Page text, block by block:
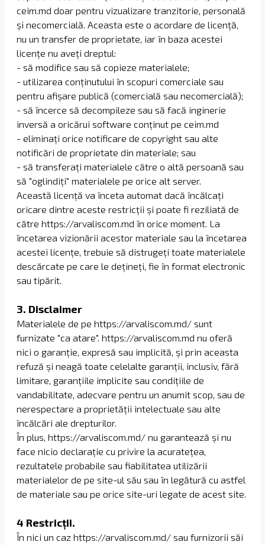
ceim.md doar pentru vizualizare tranzitorie, personală
și necomercială. Aceasta este o acordare de licență,
nu un transfer de proprietate, iar în baza acestei
licențe nu aveți dreptul:
- să modifice sau să copieze materialele;
- utilizarea conținutului în scopuri comerciale sau
pentru afișare publică (comercială sau necomercială);
- să încerce să decompileze sau să facă inginerie
inversă a oricărui software conținut pe ceim.md
- eliminați orice notificare de copyright sau alte
notificări de proprietate din materiale; sau
- să transferați materialele către o altă persoană sau
să "oglindiți" materialele pe orice alt server.
Această licență va înceta automat dacă încălcați
oricare dintre aceste restricții și poate fi reziliată de
către https://arvaliscom.md în orice moment. La
încetarea vizionării acestor materiale sau la încetarea
acestei licențe, trebuie să distrugeți toate materialele
descărcate pe care le dețineți, fie în format electronic
sau tipărit.
3. Disclaimer
Materialele de pe https://arvaliscom.md/ sunt
furnizate "ca atare". https://arvaliscom.md nu oferă
nici o garanție, expresă sau implicită, și prin aceasta
refuză și neagă toate celelalte garanții, inclusiv, fără
limitare, garanțiile implicite sau condițiile de
vandabilitate, adecvare pentru un anumit scop, sau de
nerespectare a proprietății intelectuale sau alte
încălcări ale drepturilor.
În plus, https://arvaliscom.md/ nu garantează și nu
face nicio declarație cu privire la acuratețea,
rezultatele probabile sau fiabilitatea utilizării
materialelor de pe site-ul său sau în legătură cu astfel
de materiale sau pe orice site-uri legate de acest site.
4 Restricții.
În nici un caz https://arvaliscom.md/ sau furnizorii săi